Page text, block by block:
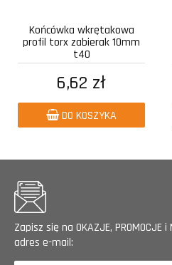
Końcówka wkrętakowa
profil torx zabierak 10mm
t40
6,62 zł
DO KOSZYKA
Zapisz się na OKAZJE,
adres e-mail: